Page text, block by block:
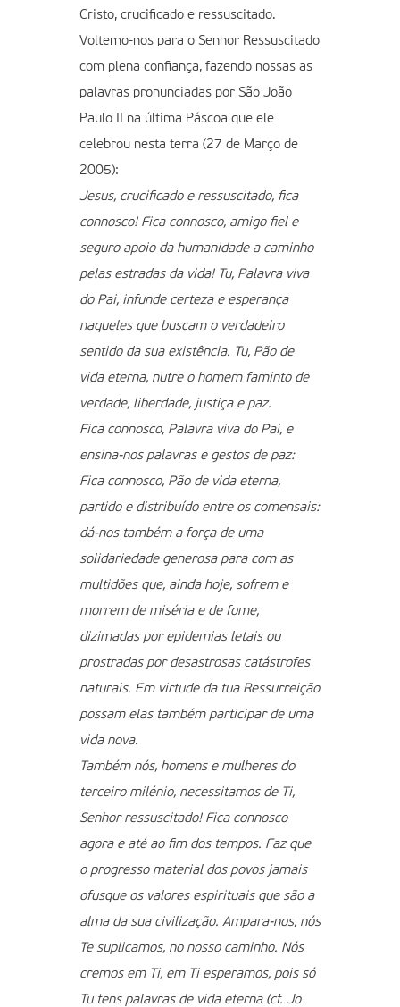
Cristo, crucificado e ressuscitado.
Voltemo-nos para o Senhor Ressuscitado
com plena confiança, fazendo nossas as
palavras pronunciadas por São João
Paulo II na última Páscoa que ele
celebrou nesta terra (27 de Março de
2005):
Jesus, crucificado e ressuscitado, fica
connosco! Fica connosco, amigo fiel e
seguro apoio da humanidade a caminho
pelas estradas da vida! Tu, Palavra viva
do Pai, infunde certeza e esperança
naqueles que buscam o verdadeiro
sentido da sua existência. Tu, Pão de
vida eterna, nutre o homem faminto de
verdade, liberdade, justiça e paz.
Fica connosco, Palavra viva do Pai, e
ensina-nos palavras e gestos de paz:
Fica connosco, Pão de vida eterna,
partido e distribuído entre os comensais:
dá-nos também a força de uma
solidariedade generosa para com as
multidões que, ainda hoje, sofrem e
morrem de miséria e de fome,
dizimadas por epidemias letais ou
prostradas por desastrosas catástrofes
naturais. Em virtude da tua Ressurreição
possam elas também participar de uma
vida nova.
Também nós, homens e mulheres do
terceiro milénio, necessitamos de Ti,
Senhor ressuscitado! Fica connosco
agora e até ao fim dos tempos. Faz que
o progresso material dos povos jamais
ofusque os valores espirituais que são a
alma da sua civilização. Ampara-nos, nós
Te suplicamos, no nosso caminho. Nós
cremos em Ti, em Ti esperamos, pois só
Tu tens palavras de vida eterna (cf. Jo